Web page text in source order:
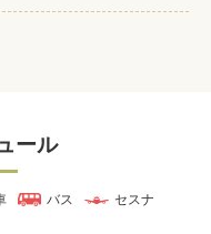
ール
バス
セスナ